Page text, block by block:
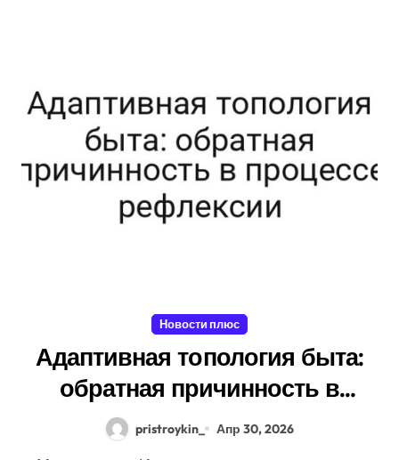
Новости плюс
Адаптивная топология быта:
обратная причинность в
процессе рефлексии
pristroykin_ Апр 30, 2026